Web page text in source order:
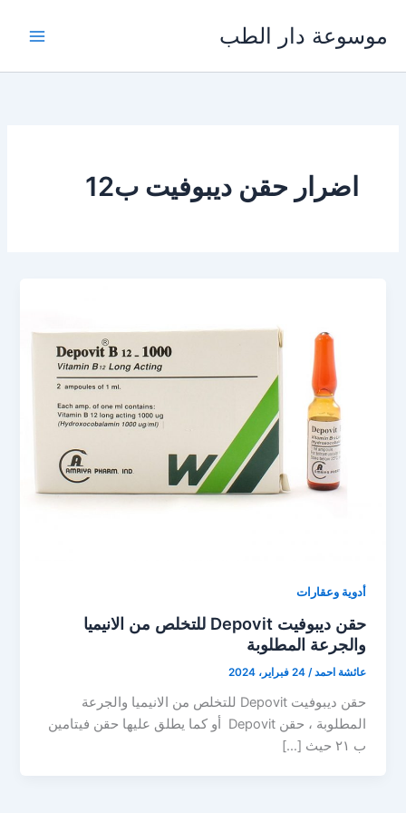
المحتوى
موسوعة دار الطب
اضرار حقن ديبوفيت ب12
أدوية وعقارات
حقن ديبوفيت Depovit للتخلص من الانيميا
والجرعة المطلوبة
عائشة احمد/24 فبراير، 2024
حقن ديبوفيت Depovit للتخلص من الانيميا والجرعة
المطلوبة ، حقن Depovit أو كما يطلق عليها حقن فيتامين
ب ٢١ حيث […]